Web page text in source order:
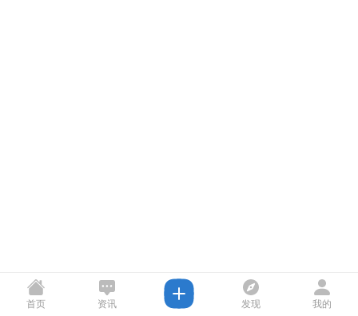
首页 资讯 发现 我的